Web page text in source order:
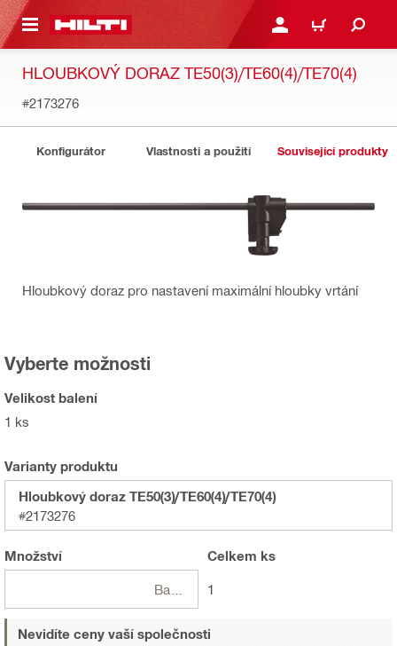
HLAVNÍ OBSAH PŘIHLÁSIT NEBO
KOŠÍK
HLOUBKOVÝ DORAZ TE50(3)/TE60(4)/TE70(4)
#2173276
Konfigurátor Vlastnosti a použití Související produkty
Hloubkový doraz pro nastavení maximální hloubky vrtání
Vyberte možnosti
Velikost balení
1 ks
Varianty produktu
Hloubkový doraz TE50(3)/TE60(4)/TE70(4)
#2173276
Množství Celkem ks
1
Nevidíte ceny vaší společnosti